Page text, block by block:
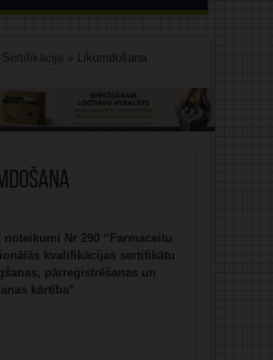
Sertifikācija» Likumdošana
noteikumi Nr 290 “Farmaceitu
kvalifikācijas sertifikātu
pārreģistrēšanas un
kārtība”